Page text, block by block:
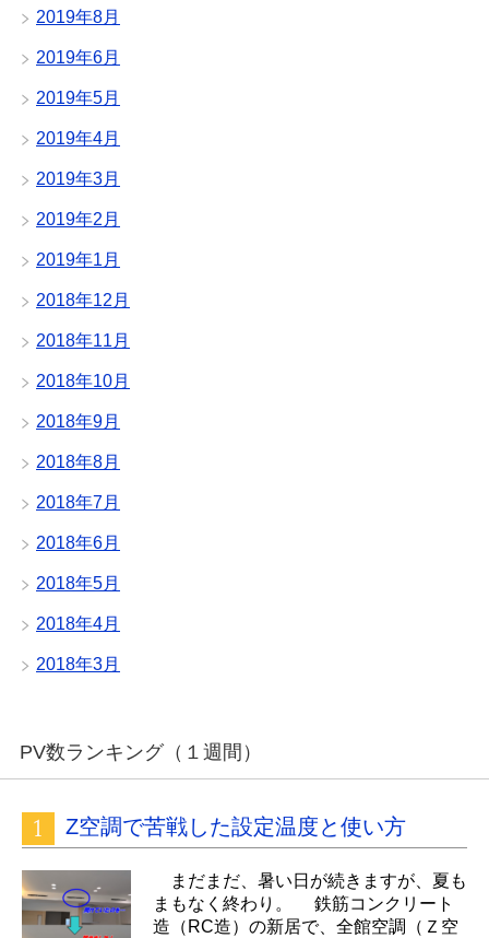
2019年8月
2019年6月
2019年5月
2019年4月
2019年3月
2019年2月
2019年1月
2018年12月
2018年11月
2018年10月
2018年9月
2018年8月
2018年7月
2018年6月
2018年5月
2018年4月
2018年3月
PV数ランキング（１週間）
Z空調で苦戦した設定温度と使い方
まだまだ、暑い日が続きますが、夏も
まもなく終わり。 鉄筋コンクリート
造（RC造）の新居で、全館空調（Ｚ空